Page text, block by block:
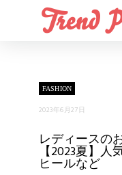
FASHION
2023年6月27日
レディースの
【2023夏】
ヒールなど